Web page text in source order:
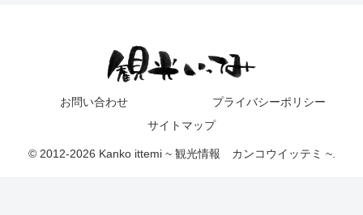
お問い合わせ
プライバシーポリシー
サイトマップ
© 2012-2026 Kanko ittemi ~ 観光情報 カンコウイッテミ ~.